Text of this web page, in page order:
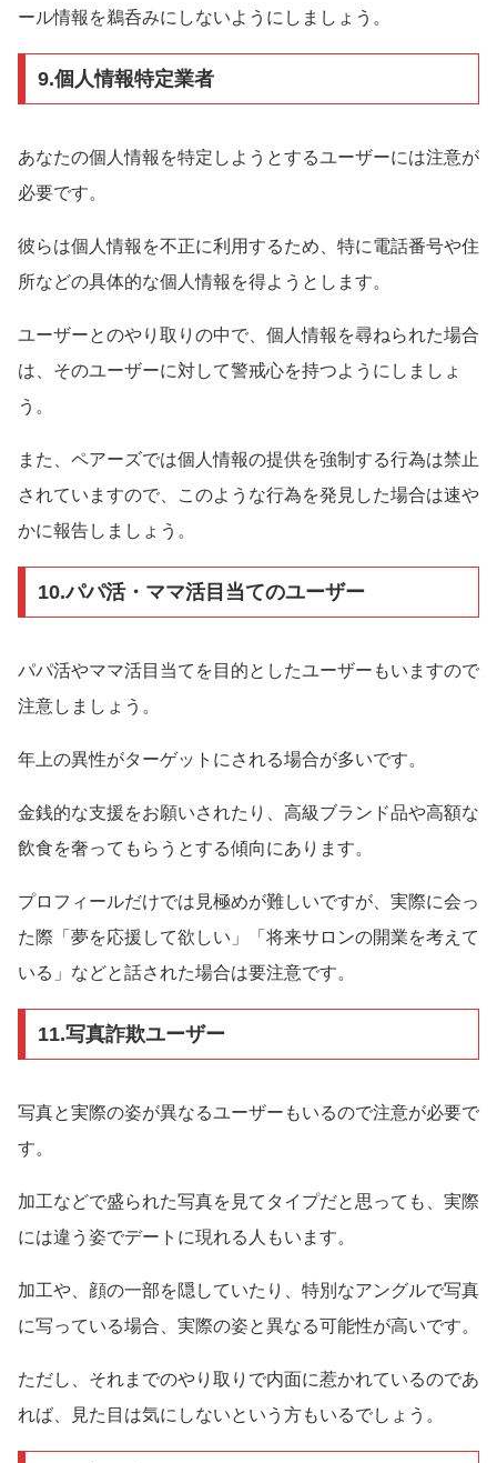
ール情報を鵜呑みにしないようにしましょう。
9.個人情報特定業者
あなたの個人情報を特定しようとするユーザーには注意が
必要です。
彼らは個人情報を不正に利用するため、特に電話番号や住
所などの具体的な個人情報を得ようとします。
ユーザーとのやり取りの中で、個人情報を尋ねられた場合
は、そのユーザーに対して警戒心を持つようにしましょ
う。
また、ペアーズでは個人情報の提供を強制する行為は禁止
されていますので、このような行為を発見した場合は速や
かに報告しましょう。
10.パパ活・ママ活目当てのユーザー
パパ活やママ活目当てを目的としたユーザーもいますので
注意しましょう。
年上の異性がターゲットにされる場合が多いです。
金銭的な支援をお願いされたり、高級ブランド品や高額な
飲食を奢ってもらうとする傾向にあります。
プロフィールだけでは見極めが難しいですが、実際に会っ
た際「夢を応援して欲しい」「将来サロンの開業を考えて
いる」などと話された場合は要注意です。
11.写真詐欺ユーザー
写真と実際の姿が異なるユーザーもいるので注意が必要で
す。
加工などで盛られた写真を見てタイプだと思っても、実際
には違う姿でデートに現れる人もいます。
加工や、顔の一部を隠していたり、特別なアングルで写真
に写っている場合、実際の姿と異なる可能性が高いです。
ただし、それまでのやり取りで内面に惹かれているのであ
れば、見た目は気にしないという方もいるでしょう。